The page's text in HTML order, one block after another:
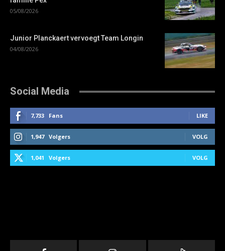
05/08/2026
Junior Planckaert vervoegt Team Longin
04/08/2026
Social Media
7,733 Fans LIKE
1,947 Volgers VOLG
1,041 Volgers VOLG